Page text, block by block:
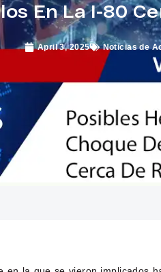
En La I-80
April 3, 2025 Noticias de